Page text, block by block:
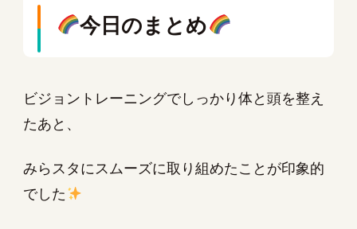
今日のまとめ
ビジョントレーニングでしっかり体と頭を整え
たあと、
みらスタにスムーズに取り組めたことが印象的
でした